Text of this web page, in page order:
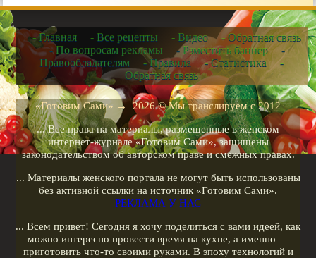
Соусы
Рецепты в мультиварке
Рецепты для микроволновых печей
Рецепты для чайников
Рецепты для кухонных машин
Рецепты для кофеварок
Рецепты для гриля
Кулинарные рецепты
Меню диеты
Показать все теги
РЕКЛАМА У НАС
- Главная - Все рецепты - Видео
- Обратная связь
- По вопросам рекламы
- Рзместить баннер
-
Правообладателям
- Правила - Статистика
-
Обратная связь
«Готовим Сами» →2026© Мы транслируем с 2012
... Все права на материалы, размещенные в женском
интернет-журнале «Готовим Сами», защищены
законодательством об авторском праве и смежных правах.
... Материалы женского портала не могут быть использованы
без активной ссылки на источник «Готовим Сами».
РЕКЛАМА У НАС
... Всем привет! Сегодня я хочу поделиться с вами идеей, как
можно интересно провести время на кухне, а именно —
приготовить что-то своими руками. В эпоху технологий и